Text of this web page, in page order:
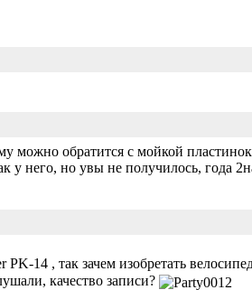
можно обратится с мойкой
него, но увы не получилось, года
14 , так зачем изобретать
качество записи?